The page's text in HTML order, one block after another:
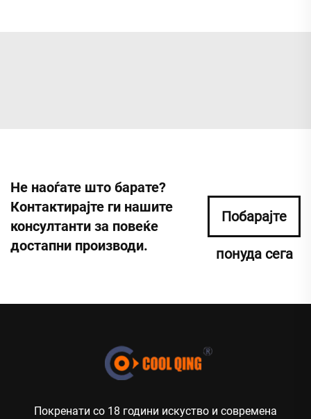
Не наоѓате што барате?
Контактирајте ги нашите
консултанти за повеќе
достапни производи.
Побарајте
понуда сега
Покренати со 18 години искуство и современа